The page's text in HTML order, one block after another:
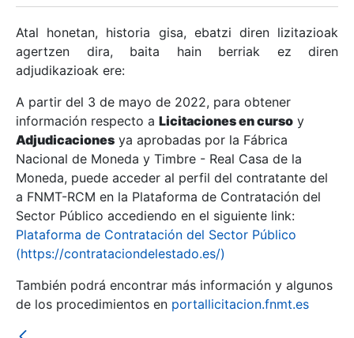
Erakutsi/Ezkutatu
Erakutsi/Ezkutatu
Erakutsi/Ezkutatu
Erakutsi/Ezkutatu
Atal honetan, historia gisa, ebatzi diren lizitazioak
agertzen dira, baita hain berriak ez diren
adjudikazioak ere:
A partir del 3 de mayo de 2022, para obtener
información respecto a Licitaciones en curso y
Adjudicaciones ya aprobadas por la Fábrica
Nacional de Moneda y Timbre - Real Casa de la
Moneda, puede acceder al perfil del contratante del
a FNMT-RCM en la Plataforma de Contratación del
Sector Público accediendo en el siguiente link:
Plataforma de Contratación del Sector Público
(https://contrataciondelestado.es/)
También podrá encontrar más información y algunos
de los procedimientos en portallicitacion.fnmt.es